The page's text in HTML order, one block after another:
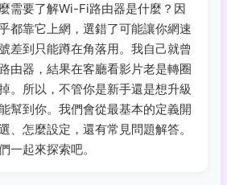
需要了解Wi-Fi路由器是什麼？因
都靠它上網，選錯了可能讓你網速
差到只能蹲在角落用。我自己就曾
由器，結果在客廳看影片老是轉圈
。所以，不管你是新手還是想升級
幫到你。我們會從最基本的定義開
、怎麼設定，還有常見問題解答。
一起來探索吧。